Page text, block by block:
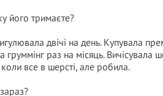
його тримаєте?
двічі на день. Купувала
груммінг раз на місяць.
все в шерсті, але робила.